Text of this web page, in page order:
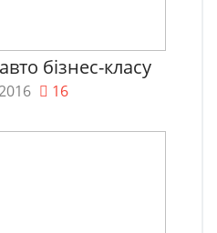
бізнес-класу
16